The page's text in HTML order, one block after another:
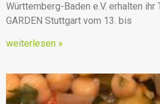
Württemberg-Baden e.V. erhalten
GARDEN Stuttgart vom 13. bis
weiterlesen »